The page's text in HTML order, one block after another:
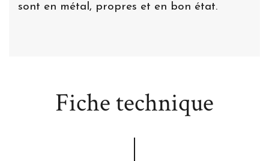
sont en métal, propres et en bon état.
Fiche technique